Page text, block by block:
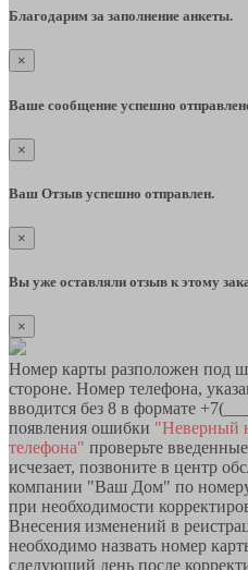
Благодарим за заполнение анкеты.
×
Ваше сообщение успешно
×
Ваш Отзыв успешно отправлен.
×
Вы уже оставляли отзыв к этому
×
Номер карты разположен под
стороне. Номер телефона,
вводится без 8 в формате
появления ошибки "Неверный
телефона" проверьте
исчезает, позвоните в центр
компании "Ваш Дом" по
при необходимости
Внесения изменений в
необходимо назвать номер
следующий день после